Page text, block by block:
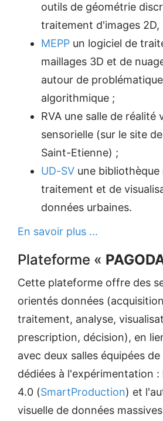
outils de géométrie
traitement d'images 2D,
MEPP un logiciel de
maillages 3D et de
autour de
algorithmique ;
RVA une salle de réalité
sensorielle (sur le site
Saint-Etienne) ;
UD-SV une bibliothèque
traitement et de
données urbaines.
En savoir plus ...
Plateforme «
Cette plateforme offre des
orientés données
traitement, analyse,
prescription, décision), en
avec deux salles équipées
dédiées à l'expérimentation :
4.0 (SmartProduction) et
visuelle de données